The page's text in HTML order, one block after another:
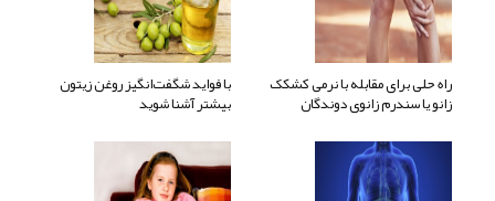
راه حلی برای مقابله با نرمی کشکک
زانو یا سندرم زانوی دوندگان
با فواید شگفت‌انگیز روغن زیتون
بیشتر آشنا شوید